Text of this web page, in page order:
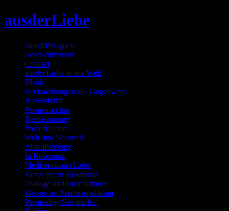
to
ausderLiebe
Durchlässigkeit
Leser-Stimmen
Contact
ausderLiebe in die Welt
Blank
Beobachtungen zur Gegenwart
Reversivität
Permeasophie
Restspannung
Potentialraum
Welt und Vorurteil
Aktualisierung
In Resonanz
Medien ausderLiebe
Konzepte in Resonanz
Dialoge und Interaktionen
Wissen im Permeaspektrum
Permealog-Gespräche